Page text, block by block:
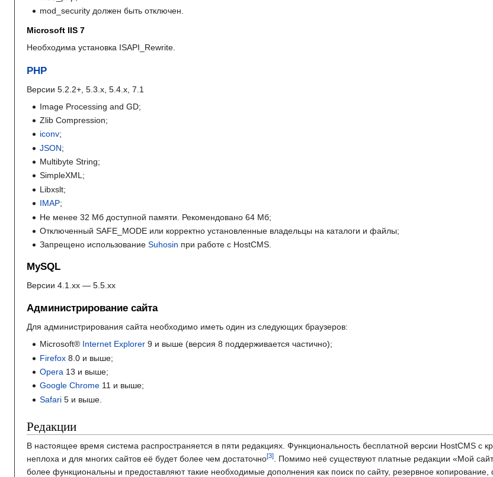
mod_security должен быть отключен.
Microsoft IIS 7
Необходима установка ISAPI_Rewrite.
PHP
Версии 5.2.2+, 5.3.x, 5.4.x, 7.1
Image Processing and GD;
Zlib Compression;
iconv;
JSON;
Multibyte String;
SimpleXML;
Libxslt;
IMAP;
Не менее 32 Мб доступной памяти. Рекомендовано 64 Мб;
Отключенный SAFE_MODE или корректно установленные владельцы на каталоги и файлы;
Запрещено использованиеSuhosin при работе с HostCMS.
MySQL
Версии 4.1.xx — 5.5.xx
Администрирование сайта
Для администрирования сайта необходимо иметь один из следующих браузеров:
Microsoft® Internet Explorer 9 и выше (версия 8 поддерживается частично);
Firefox 8.0 и выше;
Opera 13 и выше;
Google Chrome 11 и выше;
Safari 5 и выше.
Редакции
В настоящее время система распространяется в пяти редакциях. Функциональность бесплатной версии HostCMS
неплоха и для многих сайтов её будет более чем достаточно
. Помимо неё существуют платные редакции «Мой
более функциональны и предоставляют такие необходимые дополнения как поиск по сайту, резервное